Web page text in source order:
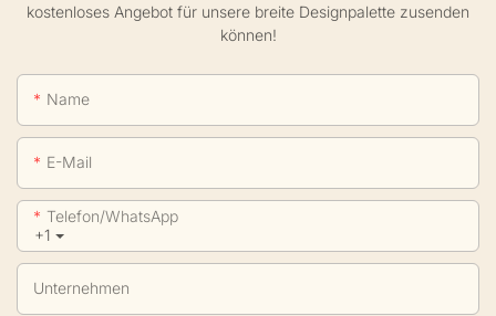
kostenloses Angebot für unsere breite Designpalette zusenden
können!
Name
E-Mail
+1
Telefon/WhatsApp
Unternehmen